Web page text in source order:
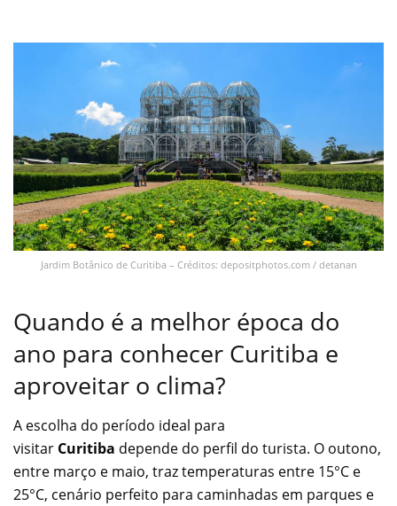
Jardim Botânico de Curitiba – Créditos: depositphotos.com / detanan
Quando é a melhor época do
ano para conhecer Curitiba e
aproveitar o clima?
A escolha do período ideal para
visitar Curitiba depende do perfil do turista. O outono,
entre março e maio, traz temperaturas entre 15°C e
25°C, cenário perfeito para caminhadas em parques e